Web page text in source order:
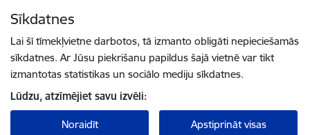
Sīkdatnes
Lai šī tīmekļvietne darbotos, tā izmanto obligāti nepieciešamās
sīkdatnes. Ar Jūsu piekrišanu papildus šajā vietnē var tikt
izmantotas statistikas un sociālo mediju sīkdatnes.
Lūdzu, atzīmējiet savu izvēli:
Noraidīt Apstiprināt visas